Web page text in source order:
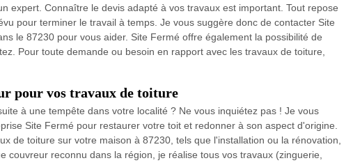
expert. Connaître le devis adapté à vos travaux est important. Tout repose
pour terminer le travail à temps. Je vous suggère donc de contacter Site
le 87230 pour vous aider. Site Fermé offre également la possibilité de
Pour toute demande ou besoin en rapport avec les travaux de toiture,
pour vos travaux de toiture
à une tempête dans votre localité ? Ne vous inquiétez pas ! Je vous
Site Fermé pour restaurer votre toit et redonner à son aspect d'origine.
de toiture sur votre maison à 87230, tels que l'installation ou la rénovation,
couvreur reconnu dans la région, je réalise tous vos travaux (zinguerie,